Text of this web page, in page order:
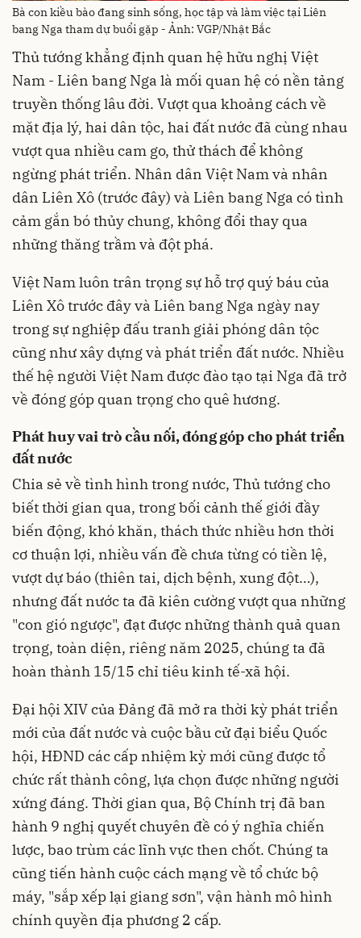
Bà con kiều bào đang sinh sống, học tập và làm việc tại Liên
bang Nga tham dự buổi gặp - Ảnh: VGP/Nhật Bắc
Thủ tướng khẳng định quan hệ hữu nghị Việt
Nam - Liên bang Nga là mối quan hệ có nền tảng
truyền thống lâu đời. Vượt qua khoảng cách về
mặt địa lý, hai dân tộc, hai đất nước đã cùng nhau
vượt qua nhiều cam go, thử thách để không
ngừng phát triển. Nhân dân Việt Nam và nhân
dân Liên Xô (trước đây) và Liên bang Nga có tình
cảm gắn bó thủy chung, không đổi thay qua
những thăng trầm và đột phá.
Việt Nam luôn trân trọng sự hỗ trợ quý báu của
Liên Xô trước đây và Liên bang Nga ngày nay
trong sự nghiệp đấu tranh giải phóng dân tộc
cũng như xây dựng và phát triển đất nước. Nhiều
thế hệ người Việt Nam được đào tạo tại Nga đã trở
về đóng góp quan trọng cho quê hương.
Phát huy vai trò cầu nối, đóng góp cho phát triển
đất nước
Chia sẻ về tình hình trong nước, Thủ tướng cho
biết thời gian qua, trong bối cảnh thế giới đầy
biến động, khó khăn, thách thức nhiều hơn thời
cơ thuận lợi, nhiều vấn đề chưa từng có tiền lệ,
vượt dự báo (thiên tai, dịch bệnh, xung đột…),
nhưng đất nước ta đã kiên cường vượt qua những
"con gió ngược", đạt được những thành quả quan
trọng, toàn diện, riêng năm 2025, chúng ta đã
hoàn thành 15/15 chỉ tiêu kinh tế-xã hội.
Đại hội XIV của Đảng đã mở ra thời kỳ phát triển
mới của đất nước và cuộc bầu cử đại biểu Quốc
hội, HĐND các cấp nhiệm kỳ mới cũng được tổ
chức rất thành công, lựa chọn được những người
xứng đáng. Thời gian qua, Bộ Chính trị đã ban
hành 9 nghị quyết chuyên đề có ý nghĩa chiến
lược, bao trùm các lĩnh vực then chốt. Chúng ta
cũng tiến hành cuộc cách mạng về tổ chức bộ
máy, "sắp xếp lại giang sơn", vận hành mô hình
chính quyền địa phương 2 cấp.